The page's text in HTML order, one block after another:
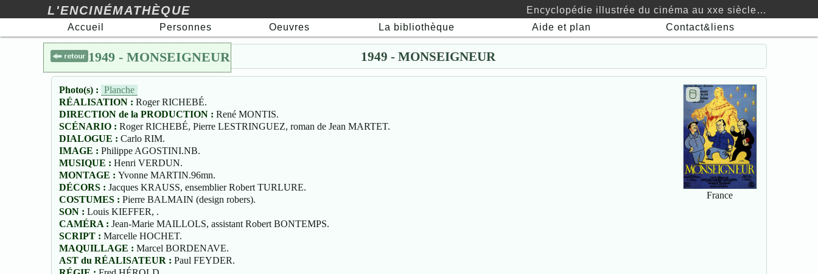
L'ENCINÉMATHÈQUE
Encyclopédie illustrée du cinéma au xxe siècle…
Accueil
Personnes Oeuvres La bibliothèque Aide et plan Contact&liens
1949 - MONSEIGNEUR 1949 - MONSEIGNEUR
🖯
France
Photo(s) : Planche
RÉALISATION : Roger RICHEBÉ.
DIRECTION de la PRODUCTION : René MONTIS.
SCÉNARIO : Roger RICHEBÉ, Pierre LESTRINGUEZ, roman de Jean MARTET.
DIALOGUE : Carlo RIM.
IMAGE : Philippe AGOSTINI.NB.
MUSIQUE : Henri VERDUN.
MONTAGE : Yvonne MARTIN.96mn.
DÉCORS : Jacques KRAUSS, ensemblier Robert TURLURE.
COSTUMES : Pierre BALMAIN (design robers).
SON : Louis KIEFFER, .
CAMÉRA : Jean-Marie MAILLOLS, assistant Robert BONTEMPS.
SCRIPT : Marcelle HOCHET.
MAQUILLAGE : Marcel BORDENAVE.
AST du RÉALISATEUR : Paul FEYDER.